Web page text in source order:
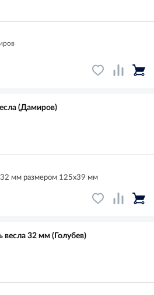
(Дамиров)
32 мм размером 125x39 мм
весла 32 мм (Голубев)